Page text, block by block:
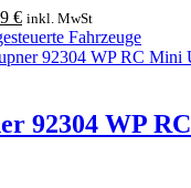
€Aktueller
Preis
ist:
inkl. MwSt
Fahrzeuge
92304 WP